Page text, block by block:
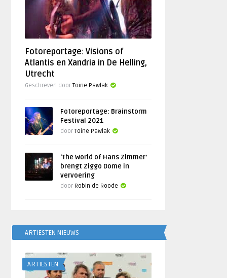
Fotoreportage: Visions of
Atlantis en Xandria in De Helling,
Utrecht
Geschreven doorToine Pawlak
Fotoreportage: Brainstorm
Festival 2021
doorToine Pawlak
‘The World of Hans Zimmer’
brengt Ziggo Dome in
vervoering
door Robin de Roode
ARTIESTEN NIEUWS
ARTIESTEN